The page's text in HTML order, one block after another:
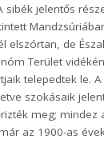
sibék jelentős
elszórtan, de
Terület
telepedtek le.
szokásaik
meg; mindez
az 1900-as